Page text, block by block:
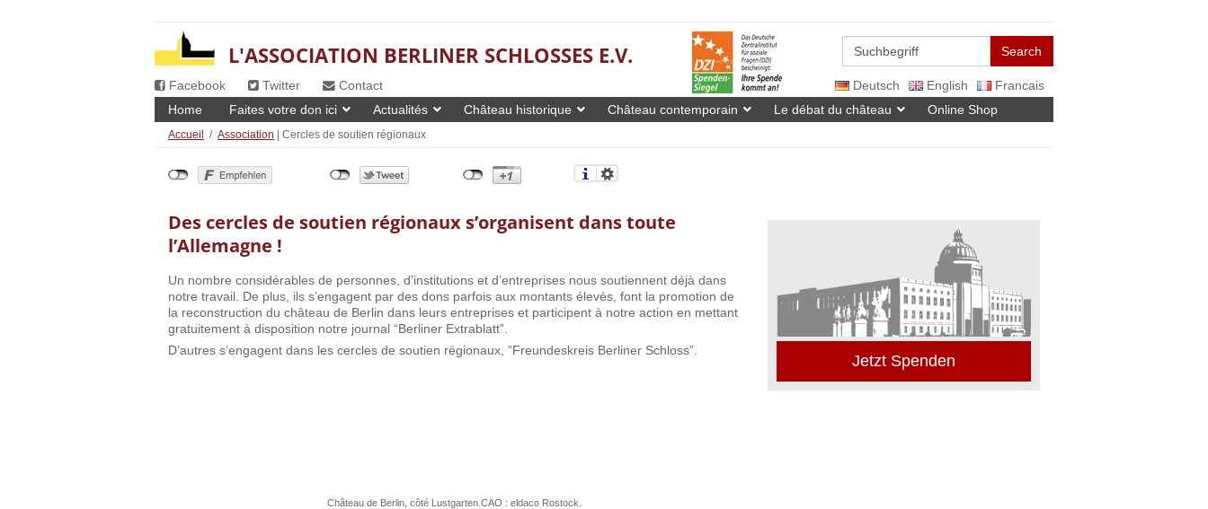
L'ASSOCIATION BERLINER SCHLOSSES E.V. Search
Facebook Twitter Contact Deutsch English Francais
Home Faites votre don ici Actualités Château historique Château contemporain Le débat du château Online Shop
Accueil / Association | Cercles de soutien régionaux
Des cercles de soutien régionaux s’organisent dans toute
l’Allemagne !
Un nombre considérables de personnes, d’institutions et d’entreprises nous soutiennent déjà dans
notre travail. De plus, ils s’engagent par des dons parfois aux montants élevés, font la promotion de
la reconstruction du château de Berlin dans leurs entreprises et participent à notre action en mettant
gratuitement à disposition notre journal “Berliner Extrablatt”.
D’autres s’engagent dans les cercles de soutien régionaux, ”Freundeskreis Berliner Schloss”.
Château de Berlin, côté Lustgarten.CAO : eldaco Rostock.
Jetzt Spenden